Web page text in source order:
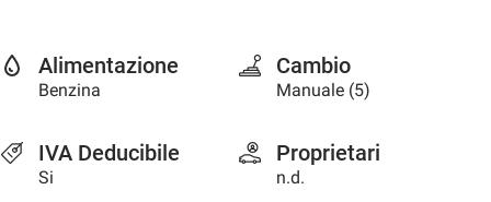
Alimentazione
Benzina
Cambio
Manuale (5)
IVA Deducibile
Si
Proprietari
n.d.